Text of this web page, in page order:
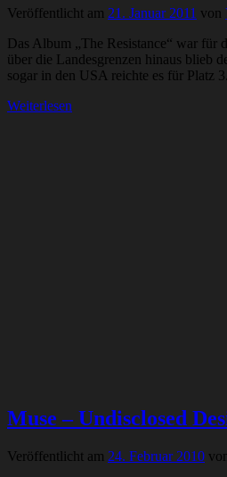
Veröffentlicht am 21. Januar 2011 von
Das Album „The Resistance“ war für
über die Landesgrenzen hinaus blieb
sogar in den USA reichte es für Platz
Weiterlesen
Muse – Undisclosed
Veröffentlicht am 24. Februar 2010